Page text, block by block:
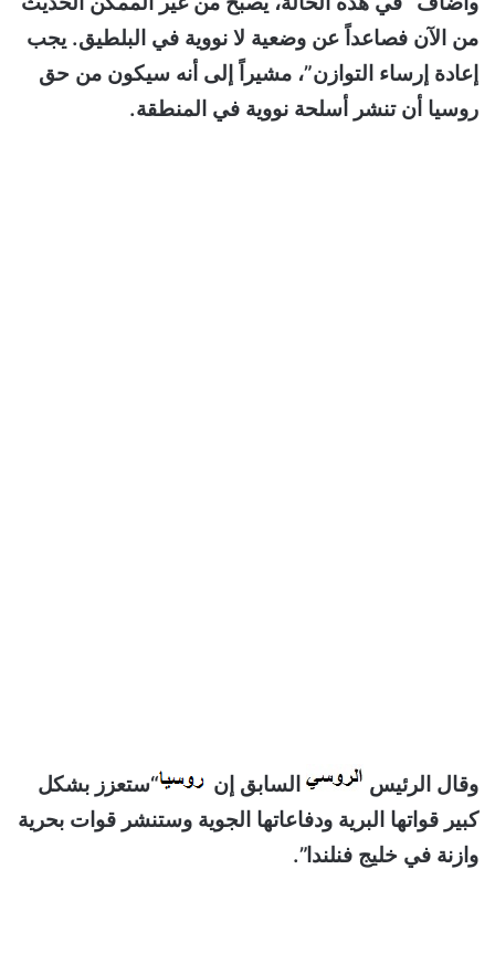
من الآن فصاعداً عن وضعية لا نووية في البلطيق. يجب
إعادة إرساء التوازن”، مشيراً إلى أنه سيكون من حق
روسيا أن تنشر أسلحة نووية في المنطقة.
وقال الرئيس السابق إن
“ستعزز بشكل
كبير قواتها البرية ودفاعاتها الجوية وستنشر قوات بحرية
وازنة في خليج فنلندا”.